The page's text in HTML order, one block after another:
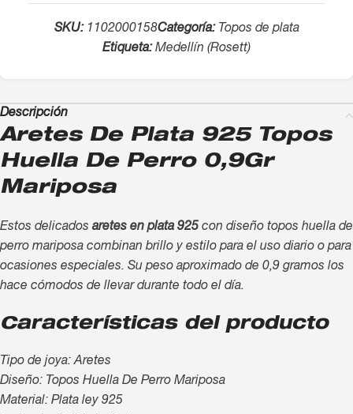
SKU: 1102000158Categoría: Topos de plata
Etiqueta: Medellín (Rosett)
Descripción
Aretes De Plata 925 Topos
Huella De Perro 0,9Gr
Mariposa
Estos delicados aretes en plata 925 con diseño topos huella de
perro mariposa combinan brillo y estilo para el uso diario o para
ocasiones especiales. Su peso aproximado de 0,9 gramos los
hace cómodos de llevar durante todo el día.
Características del producto
Tipo de joya: Aretes
Diseño: Topos Huella De Perro Mariposa
Material: Plata ley 925